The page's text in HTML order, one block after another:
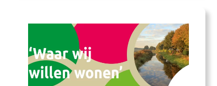
Niederrhein). Daarnaast…